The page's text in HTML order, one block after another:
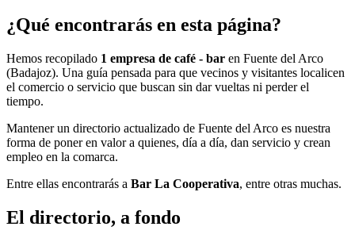
¿Qué encontrarás en esta página?
Hemos recopilado 1 empresa de café - bar en Fuente del Arco
(Badajoz). Una guía pensada para que vecinos y visitantes localicen
el comercio o servicio que buscan sin dar vueltas ni perder el
tiempo.
Mantener un directorio actualizado de Fuente del Arco es nuestra
forma de poner en valor a quienes, día a día, dan servicio y crean
empleo en la comarca.
Entre ellas encontrarás a Bar La Cooperativa, entre otras muchas.
El directorio, a fondo